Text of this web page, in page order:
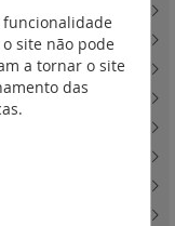
(14)
funcionalidade
site não pode
a tornar o site
das